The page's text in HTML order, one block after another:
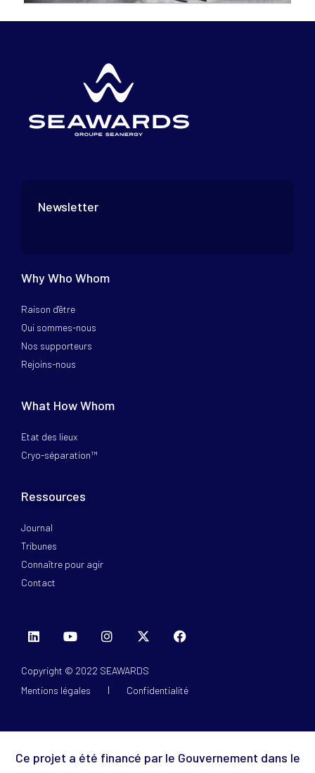
Newsletter
Why Who Whom
Raison d'être
Qui sommes-nous
Nos supporteurs
Rejoins-nous
What How Whom
Etat des lieux
Cryo-séparation™
Ressources
Journal
Tribunes
Connaître pour agir
Contact
Copyright © 2022 SEAWARDS
Mentions légales
Confidentialité
Ce projet a été financé par le Gouvernement dans le